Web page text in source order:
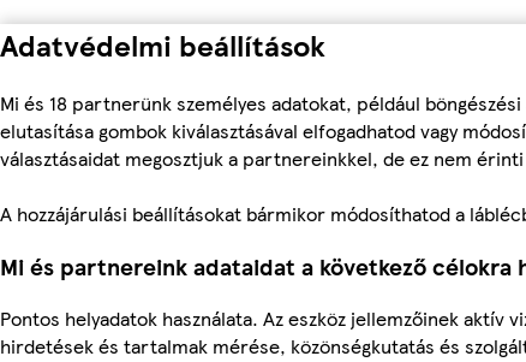
Adatvédelmi beállítások
Mi és 18 partnerünk személyes adatokat, például
elutasítása gombok kiválasztásával elfogadhatod vagy
választásaidat megosztjuk a partnereinkkel, de ez nem
A hozzájárulási beállításokat bármikor módosíthatod a
Mi és partnereink adataidat a következő célokra
Pontos helyadatok használata. Az eszköz jellemzőinek
hirdetések és tartalmak mérése, közönségkutatás és